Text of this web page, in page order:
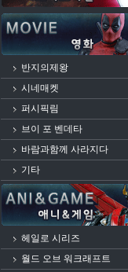
반지의제왕
시네매켓
퍼시픽림
브이 포 벤데타
바람과함께 사라지다
기타
헤일로 시리즈
월드 오브 워크래프트